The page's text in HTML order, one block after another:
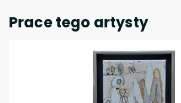
Prace tego artysty